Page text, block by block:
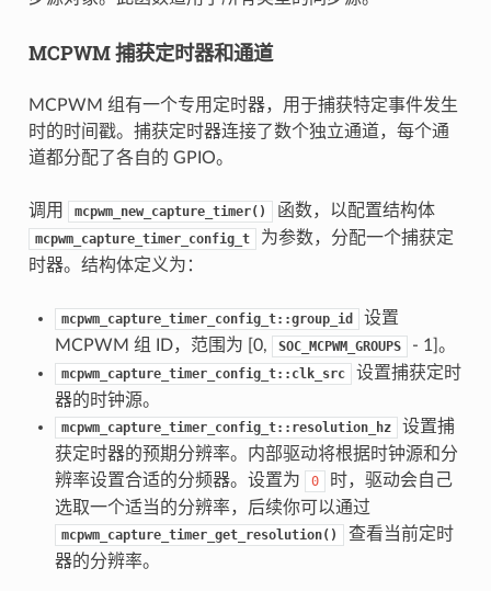
MCPWM 捕获定时器和通道
MCPWM 组有一个专用定时器，用于捕获特定事件发生
时的时间戳。捕获定时器连接了数个独立通道，每个通
道都分配了各自的 GPIO。
调用 mcpwm_new_capture_timer() 函数，以配置结构体
mcpwm_capture_timer_config_t
为参数，分配一个捕获定
时器。结构体定义为：
mcpwm_capture_timer_config_t::group_id
设置
MCPWM 组 ID，范围为 [0,
SOC_MCPWM_GROUPS - 1]。
mcpwm_capture_timer_config_t::clk_src
设置捕获定时
器的时钟源。
mcpwm_capture_timer_config_t::resolution_hz
设置捕
获定时器的预期分辨率。内部驱动将根据时钟源和分
辨率设置合适的分频器。设置为
0
时，驱动会自己
选取一个适当的分辨率，后续你可以通过
mcpwm_capture_timer_get_resolution()
查看当前定时
器的分辨率。